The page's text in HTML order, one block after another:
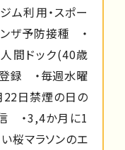
利用・スポー
ザ予防接種 ・
間ドック(40歳
録 ・毎週水曜
日禁煙の日の
・3,4か月に1
桜マラソンのエ